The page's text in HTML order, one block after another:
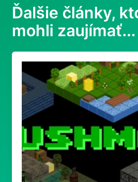
Ďalšie články,
mohli zaujímať...